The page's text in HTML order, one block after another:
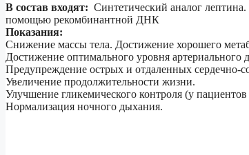
В состав входят: Синтетический аналог
помощью рекомбинантной ДНК
Показания:
Снижение массы тела. Достижение хорошего
Достижение оптимального уровня артериального
Предупреждение острых и отдаленных сердечно-
Увеличение продолжительности жизни.
Улучшение гликемического контроля (у
Нормализация ночного дыхания.